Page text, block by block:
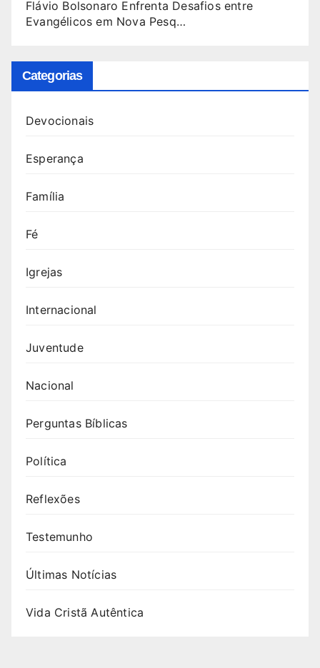
Flávio Bolsonaro Enfrenta Desafios entre
Evangélicos em Nova Pesq…
Categorias
Devocionais
Esperança
Família
Fé
Igrejas
Internacional
Juventude
Nacional
Perguntas Bíblicas
Política
Reflexões
Testemunho
Últimas Notícias
Vida Cristã Autêntica